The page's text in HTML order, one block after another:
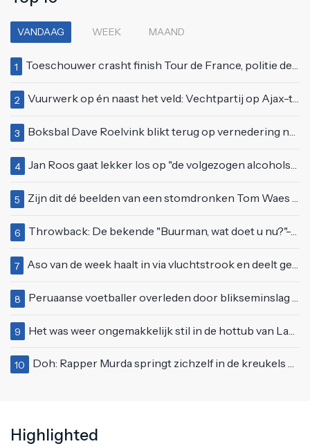
VANDAAG WEEK MAAND
1 Toeschouwer crasht finish Tour de France, politie deelt bodycheck uit
2 Vuurwerk op én naast het veld: Vechtpartij op Ajax-tribune tussen supporters en stewards
3 Boksbal Dave Roelvink blikt terug op vernedering na z'n gevecht met Melvin Manhoef
4 Jan Roos gaat lekker los op "de volgezogen alcoholspons" Robert Jensen
5 Zijn dit dé beelden van een stomdronken Tom Waes vlak voordat hij in z'n auto stapte?
6 Throwback: De bekende "Buurman, wat doet u nu?"-scène uit Flodder met Tatjana Šimić
7 Aso van de week haalt in via vluchtstrook en deelt gevaarlijke brake check uit
8 Peruaanse voetballer overleden door blikseminslag tijdens wedstrijd, vijf anderen gewond
9 Het was weer ongemakkelijk stil in de hottub van Lang Leve de Liefde
10 Doh: Rapper Murda springt zichzelf in de kreukels op het Moonstar Festival
Highlighted